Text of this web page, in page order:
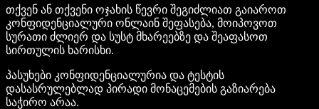
თქვენ ან თქვენი ოჯახის წევრი შეგიძლიათ გაიაროთ
კონფიდენციალური ონლაინ შეფასება, მოიპოვოთ
სურათი ძლიერ და სუსტ მხარეებზე და შეაფასოთ
სირთულის ხარისხი.
პასუხები კონფიდენციალურია და ტესტის
დასასრულებლად პირადი მონაცემების გაზიარება
საჭირო არაა.